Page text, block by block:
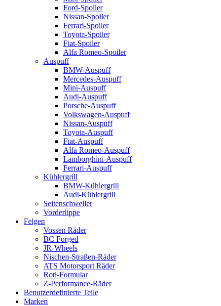
Ford-Spoiler
Nissan-Spoiler
Ferrari-Spoiler
Toyota-Spoiler
Fiat-Spoiler
Alfa Romeo-Spoiler
Auspuff
BMW-Auspuff
Mercedes-Auspuff
Mini-Auspuff
Audi-Auspuff
Porsche-Auspuff
Volkswagen-Auspuff
Nissan-Auspuff
Toyota-Auspuff
Fiat-Auspuff
Alfa Romeo-Auspuff
Lamborghini-Auspuff
Ferrari-Auspuff
Kühlergrill
BMW-Kühlergrill
Audi-Kühlergrill
Seitenschweller
Vorderlippe
Felgen
Vossen Räder
BC Forged
JR-Wheels
Nischen-Straßen-Räder
ATS Motorsport Räder
Roti-Formular
Z-Performance-Räder
Benutzerdefinierte Teile
Marken